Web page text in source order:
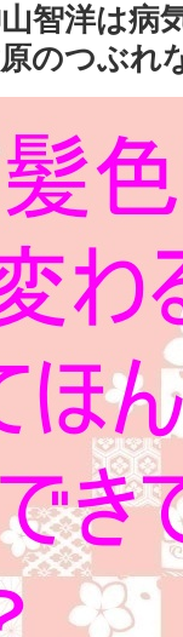
智洋は病
のつぶれ